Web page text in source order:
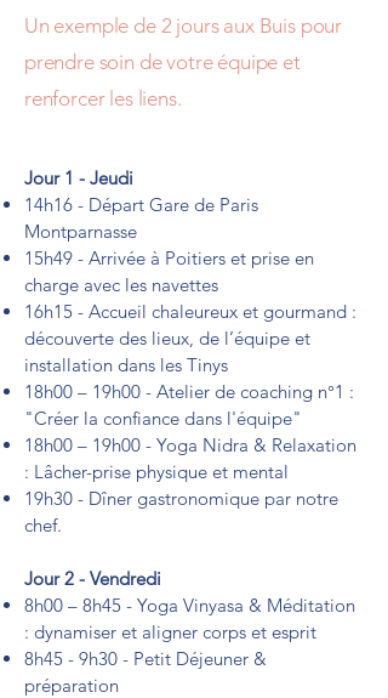
Un exemple de 2 jours aux Buis pour
prendre soin de votre équipe et
renforcer les liens.
Jour 1 - Jeudi
14h16 - Départ Gare de Paris
Montparnasse
15h49 - Arrivée à Poitiers et prise en
charge avec les navettes
16h15 - Accueil chaleureux et gourmand :
découverte des lieux, de l’équipe et
installation dans les Tinys
18h00 – 19h00 - Atelier de coaching n°1 :
"Créer la confiance dans l'équipe"
18h00 – 19h00 - Yoga Nidra & Relaxation
: Lâcher-prise physique et mental
19h30 - Dîner gastronomique par notre
chef.
Jour 2 - Vendredi
8h00 – 8h45 - Yoga Vinyasa & Méditation
: dynamiser et aligner corps et esprit
8h45 - 9h30 - Petit Déjeuner &
préparation